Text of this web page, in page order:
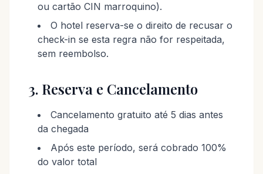
ou cartão CIN marroquino).
O hotel reserva-se o direito de recusar o
check-in se esta regra não for respeitada,
sem reembolso.
3. Reserva e Cancelamento
Cancelamento gratuito até 5 dias antes
da chegada
Após este período, será cobrado 100%
do valor total